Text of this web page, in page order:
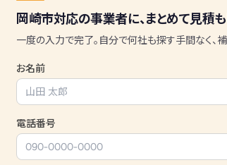
岡崎市対応の事業者に、まとめて見積
一度の入力で完了。自分で何社も探す手間なく、
お名前
電話番号